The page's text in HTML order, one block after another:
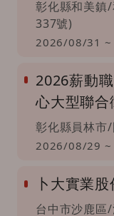
彰化縣和美鎮
337號)
2026/08/31 ~
2026薪動
心大型聯合
彰化縣員林市
2026/08/29 ~
卜大實業
台中市沙鹿區